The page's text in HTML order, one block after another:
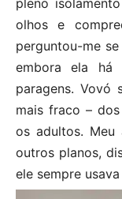
olhos e
perguntou-me
embora ela há
paragens. Vovó
mais fraco –
os adultos.
outros planos,
ele sempre